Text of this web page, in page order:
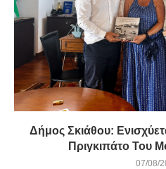
Δήμος Σκιάθου:
Πριγκιπάτο Του
07/08/